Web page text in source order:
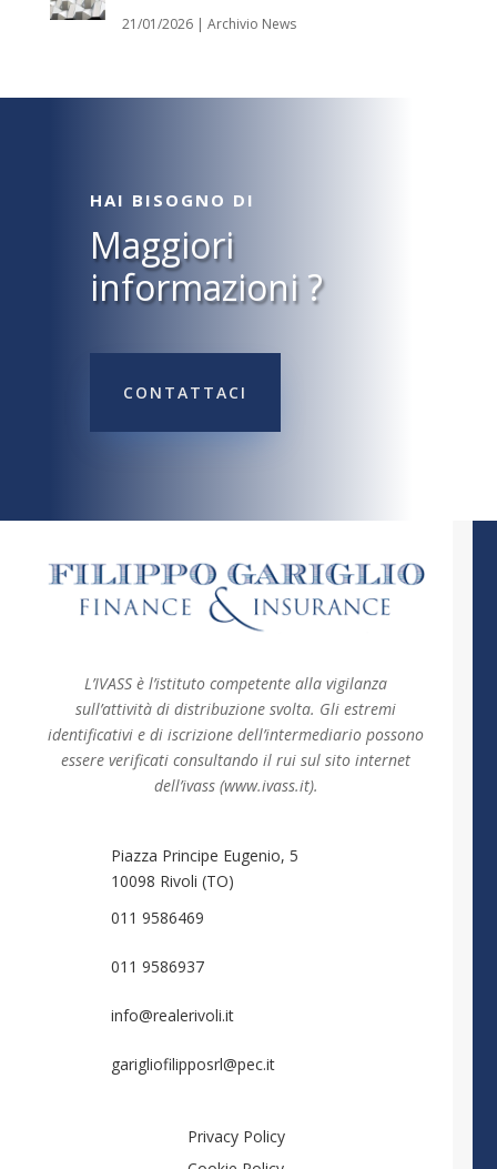
21/01/2026| Archivio News
HAI BISOGNO DI
Maggiori
informazioni ?
CONTATTACI
L’IVASS è l’istituto competente alla vigilanza
sull’attività di distribuzione svolta. Gli estremi
identificativi e di iscrizione dell’intermediario possono
essere verificati consultando il rui sul sito internet
dell’ivass (www.ivass.it).
Piazza Principe Eugenio, 5
10098 Rivoli (TO)
011 9586469
011 9586937
info@realerivoli.it
garigliofilipposrl@pec.it
Privacy Policy